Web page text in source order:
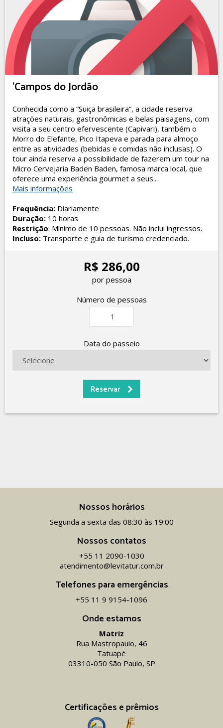
'Campos do Jordão
Conhecida como a “Suiça brasileira“, a cidade reserva
atrações naturais, gastronômicas e belas paisagens, com
visita a seu centro efervescente (Capivari), também o
Morro do Elefante, Pico Itapeva e parada para almoço
entre as atividades (bebidas e comidas não inclusas). O
tour ainda reserva a possibilidade de fazerem um tour na
Micro Cervejaria Baden Baden, famosa marca local, que
oferece uma experiência gourmet a seus...
Mais informações
Frequência: Diariamente
Duração: 10 horas
Restrição: Mínimo de 10 pessoas. Não inclui ingressos.
Incluso: Transporte e guia de turismo credenciado.
R$ 286,00
por pessoa
Número de pessoas
Data do passeio
Onde estamos
Matriz
Rua Mastropaulo, 46
Tatuapé
03310-050 São Paulo, SP
Certificações e prêmios
Nossos horários
Segunda a sexta das 08:30 às 19:00
Nossos contatos
+55 11 2090-1030
atendimento@levitatur.com.br
Telefones para emergências
+55 11 9 9154-1096‬